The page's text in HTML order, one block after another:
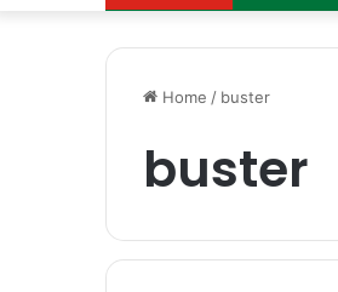
Home / buster
buster